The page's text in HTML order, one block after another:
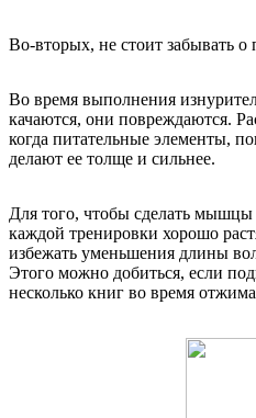
Во-вторых, не стоит забывать
Во время выполнения
качаются, они повреждаются.
когда питательные элементы,
делают ее толще и сильнее.
Для того, чтобы сделать
каждой тренировки хорошо
избежать уменьшения длины
Этого можно добиться, если
несколько книг во время